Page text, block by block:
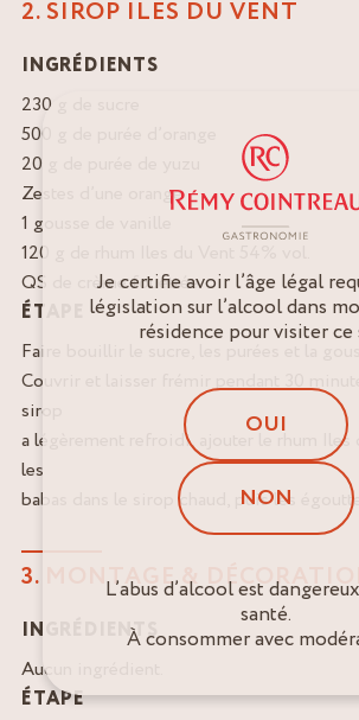
2. SIROP ILES DU VENT
INGRÉDIENTS
230 g de sucre
500 g de purée d’orange
20 g de purée de yuzu
Zestes d’une orange
1 gousse de vanille
120 g de rhum Iles du Vent 54% vol.
QS de crème fouettée
ÉTAPE
Faire bouillir le sucre, les purées et la
Couvrir et laisser frémir pendant 30
sirop
a légèrement refroidi, ajouter le rhum Iles
les
babas dans le sirop chaud, puis les
3. MONTAGE & DÉCORATION
INGRÉDIENTS
Aucun ingrédient.
ÉTAPE
Je certifie avoir l’âge légal
législation sur l’alcool dans
résidence pour visiter ce
OUI
NON
L’abus d’alcool est
santé.
À consommer avec